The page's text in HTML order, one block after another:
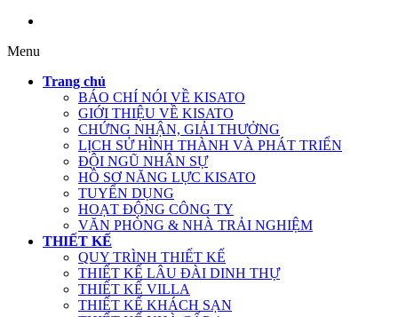
Menu
Trang chủ
BÁO CHÍ NÓI VỀ KISATO
GIỚI THIỆU VỀ KISATO
CHỨNG NHẬN, GIẢI THƯỞNG
LỊCH SỬ HÌNH THÀNH VÀ PHÁT TRIỂN
ĐỘI NGŨ NHÂN SỰ
HỒ SƠ NĂNG LỰC KISATO
TUYỂN DỤNG
HOẠT ĐỘNG CÔNG TY
VĂN PHÒNG & NHÀ TRẢI NGHIỆM
THIẾT KẾ
QUY TRÌNH THIẾT KẾ
THIẾT KẾ LÂU ĐÀI DINH THỰ
THIẾT KẾ VILLA
THIẾT KẾ KHÁCH SẠN